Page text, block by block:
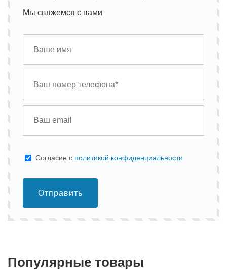
Мы свяжемся с вами
Cогласие с политикой конфиденциальности
Отправить
Популярные товары